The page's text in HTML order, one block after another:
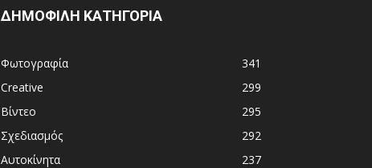
ΔΗΜΟΦΙΛΗ ΚΑΤΗΓΟΡΙΑ
Φωτογραφία
341
Creative
299
Βίντεο
295
Σχεδιασμός
292
Αυτοκίνητα
237